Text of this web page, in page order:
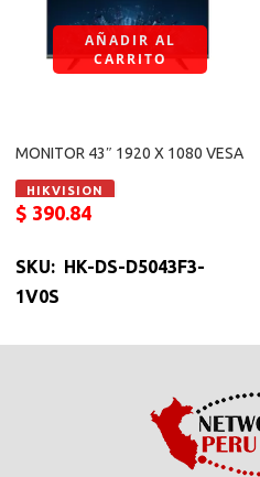
MONITOR 43″ 1920 X 1080 VESA
HIKVISION
$ 390.84
SKU: HK-DS-D5043F3-
1V0S
AÑADIR AL
CARRITO